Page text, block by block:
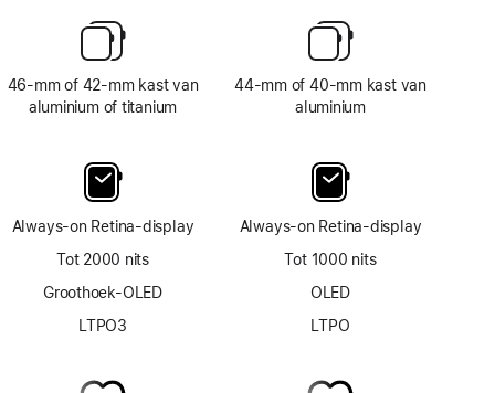
46‑mm of 42‑mm kast van
aluminium of titanium
Always‑on Retina‑display
Tot 2000 nits
Groothoek-OLED
LTPO3
44‑mm of 40‑mm kast van
aluminium
Always‑on Retina‑display
Tot 1000 nits
OLED
LTPO